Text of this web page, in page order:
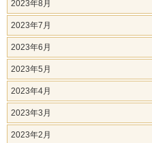
2023年8月
2023年7月
2023年6月
2023年5月
2023年4月
2023年3月
2023年2月